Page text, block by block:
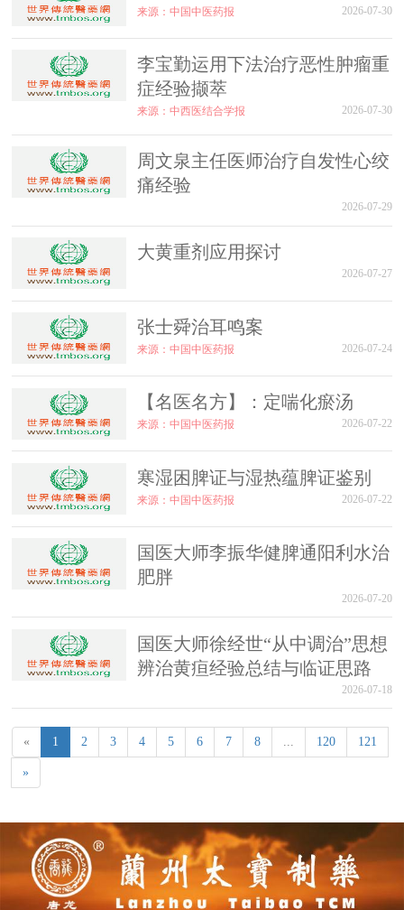
来源：中国中医药报 2026-07-30
李宝勤运用下法治疗恶性肿瘤重
症经验撷萃
来源：中西医结合学报 2026-07-30
周文泉主任医师治疗自发性心绞
痛经验
2026-07-29
大黄重剂应用探讨
2026-07-27
张士舜治耳鸣案
来源：中国中医药报 2026-07-24
【名医名方】：定喘化瘀汤
来源：中国中医药报 2026-07-22
寒湿困脾证与湿热蕴脾证鉴别
来源：中国中医药报 2026-07-22
国医大师李振华健脾通阳利水治
肥胖
2026-07-20
国医大师徐经世“从中调治”思想
辨治黄疸经验总结与临证思路
2026-07-18
« 1 2 3 4 5 6 7 8 ... 120 121
»